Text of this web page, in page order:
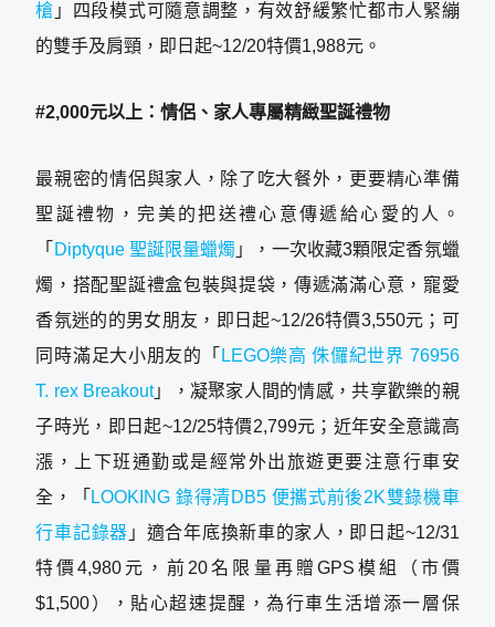
槍 」四段模式可隨意調整，有效舒緩繁忙都市人緊繃
的雙手及肩頸，即日起~12/20特價1,988元。
#2,000元以上：情侶、家人專屬精緻聖誕禮物
最親密的情侶與家人，除了吃大餐外，更要精心準備
聖誕禮物，完美的把送禮心意傳遞給心愛的人。
「 Diptyque 聖誕限量蠟燭 」，一次收藏3顆限定香氛蠟
燭，搭配聖誕禮盒包裝與提袋，傳遞滿滿心意，寵愛
香氛迷的的男女朋友，即日起~12/26特價3,550元；可
同時滿足大小朋友的「 LEGO樂高 侏儸紀世界 76956
T. rex Breakout」，凝聚家人間的情感，共享歡樂的親
子時光，即日起~12/25特價2,799元；近年安全意識高
漲，上下班通勤或是經常外出旅遊更要注意行車安
全，「 LOOKING 錄得清DB5 便攜式前後2K雙錄機車
行車記錄器 」適合年底換新車的家人，即日起~12/31
特價4,980元，前20名限量再贈GPS模組（市價
$1,500），貼心超速提醒，為行車生活增添一層保